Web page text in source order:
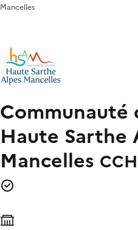
Mancelles
Communauté
Haute Sarthe
Mancelles